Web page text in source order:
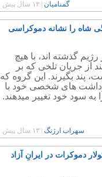
گمنامیان ۱۳ سال پیش
شاه را نشانه دموکراسی
گذشته اند، با هیچ
جریان تلخی که بر
پند بگیرند. این گروه که
برداشت های شخصی خود با
سود خود تغییر میدهند.
سهراب ارژنگ ۱۳ سال پیش
دموکرات در ایرانِ آزاد